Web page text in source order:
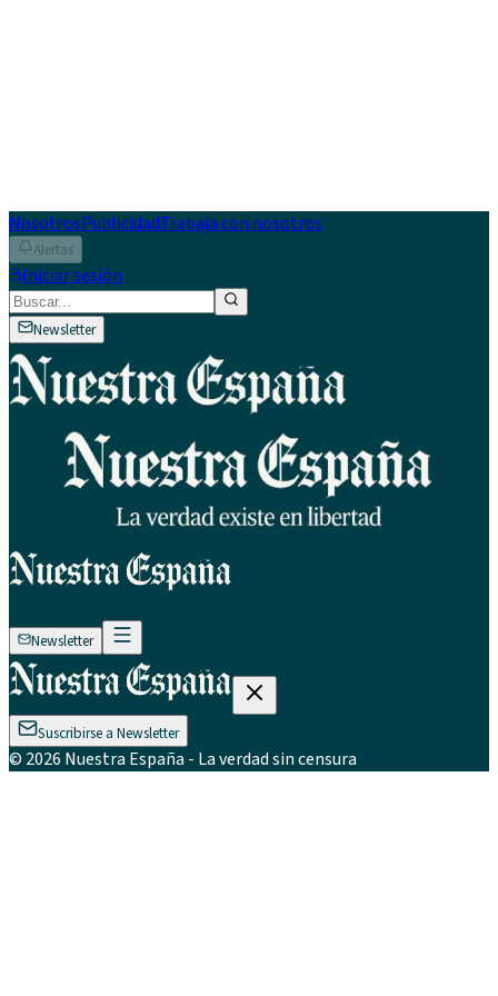
NosotrosPublicidadTrabaja con nosotros
Alertas
Iniciar sesión
Newsletter
Newsletter
Suscribirse a Newsletter
© 2026 Nuestra España - La verdad sin censura